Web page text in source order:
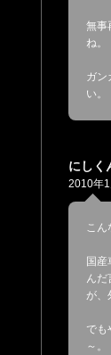
無事
ね。
ガン
い。
にしく
2010年
こん
国
んだ
が、
でも
～。